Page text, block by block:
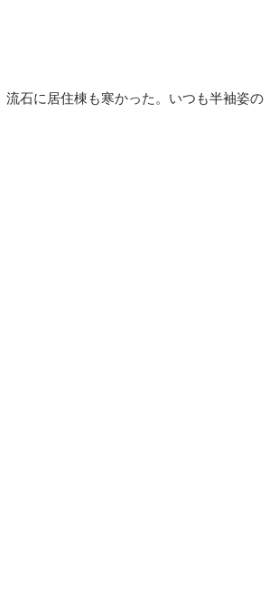
石に居住棟も寒かった。いつも半袖姿の